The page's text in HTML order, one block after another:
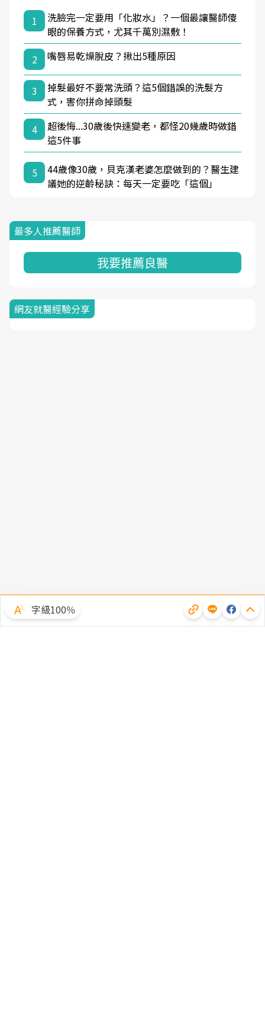
1
洗臉完一定要用「化妝水」？一個最讓醫師傻
眼的保養方式，尤其千萬別濕敷！
2
嘴唇易乾燥脫皮？揪出5種原因
3
掉髮最好不要常洗頭？這5個錯誤的洗髮方
式，害你拼命掉頭髮
4
超後悔...30歲後快速變老，都怪20幾歲時做錯
這5件事
5
44歲像30歲，貝克漢老婆怎麼做到的？醫生建
議她的逆齡秘訣：每天一定要吃「這個」
最多人推薦醫師
我要推薦良醫
網友就醫經驗分享
字級100％